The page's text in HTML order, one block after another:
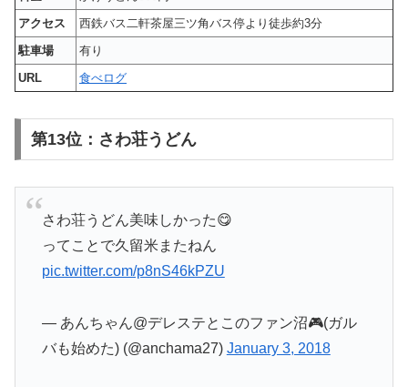
アクセス
西鉄バス二軒茶屋三ツ角バス停より徒歩約3分
駐車場
有り
URL
食べログ
第13位：さわ荘うどん
さわ荘うどん美味しかった😋
ってことで久留米またねん
pic.twitter.com/p8nS46kPZU
— あんちゃん@デレステとこのファン沼🎮(ガル
バも始めた) (@anchama27) January 3, 2018